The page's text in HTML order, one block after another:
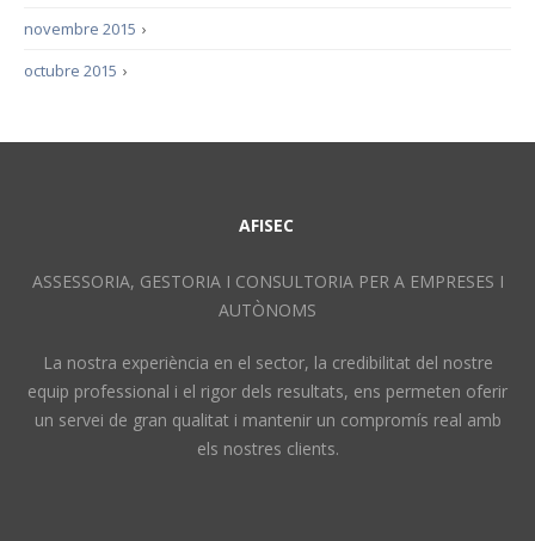
›
novembre 2015
›
octubre 2015
AFISEC
ASSESSORIA, GESTORIA I CONSULTORIA PER A EMPRESES I
AUTÒNOMS
La nostra experiència en el sector, la credibilitat del nostre
equip professional i el rigor dels resultats, ens permeten oferir
un servei de gran qualitat i mantenir un compromís real amb
els nostres clients.